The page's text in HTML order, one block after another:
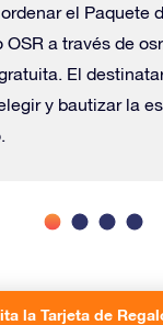
el Paquete
OSR a través de
El
y bautizar la
la Tarjeta de